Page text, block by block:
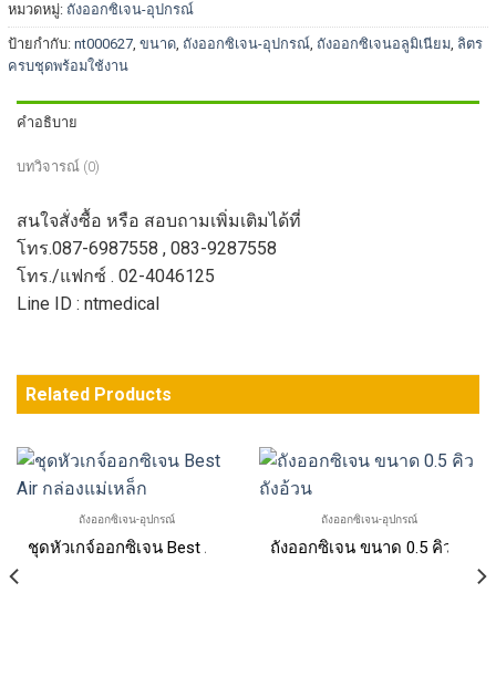
หมวดหมู่: ถังออกซิเจน-อุปกรณ์
ป้ายกำกับ: nt000627, ขนาด, ถังออกซิเจน-อุปกรณ์, ถังออกซิเจนอลูมิเนียม, ลิตร
ครบชุดพร้อมใช้งาน
คำอธิบาย
บทวิจารณ์ (0)
สนใจสั่งซื้อ หรือ สอบถามเพิ่มเติมได้ที่
โทร.087-6987558 , 083-9287558
โทร./แฟกซ์ . 02-4046125
Line ID : ntmedical
Related Products
ถังออกซิเจน-อุปกรณ์
ชุดหัวเกจ์ออกซิเจน Best Air กล่องแม่เหล็ก
ถังออกซิเจน-อุปกรณ์
ถังออกซิเจน ขนาด 0.5 คิว ถังอ้